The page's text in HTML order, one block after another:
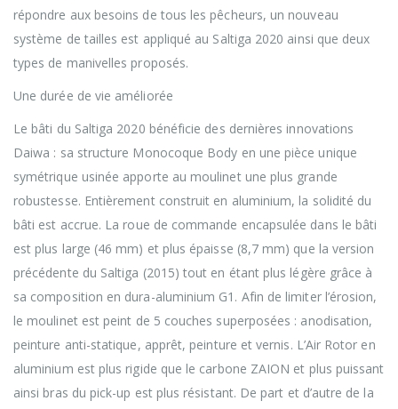
répondre aux besoins de tous les pêcheurs, un nouveau
système de tailles est appliqué au Saltiga 2020 ainsi que deux
types de manivelles proposés.
Une durée de vie améliorée
Le bâti du Saltiga 2020 bénéficie des dernières innovations
Daiwa : sa structure Monocoque Body en une pièce unique
symétrique usinée apporte au moulinet une plus grande
robustesse. Entièrement construit en aluminium, la solidité du
bâti est accrue. La roue de commande encapsulée dans le bâti
est plus large (46 mm) et plus épaisse (8,7 mm) que la version
précédente du Saltiga (2015) tout en étant plus légère grâce à
sa composition en dura-aluminium G1. Afin de limiter l’érosion,
le moulinet est peint de 5 couches superposées : anodisation,
peinture anti-statique, apprêt, peinture et vernis. L’Air Rotor en
aluminium est plus rigide que le carbone ZAION et plus puissant
ainsi bras du pick-up est plus résistant. De part et d’autre de la